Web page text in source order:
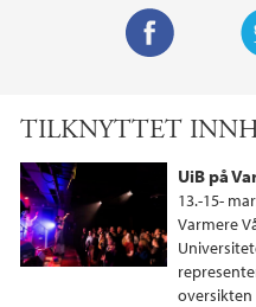
i
t
e
r
e
b
o
TILKNYTTET
UiB på
13.-15-
Varmere
oversikten